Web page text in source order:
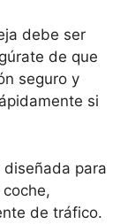
debe ser
de que
seguro y
si
para
de tráfico.